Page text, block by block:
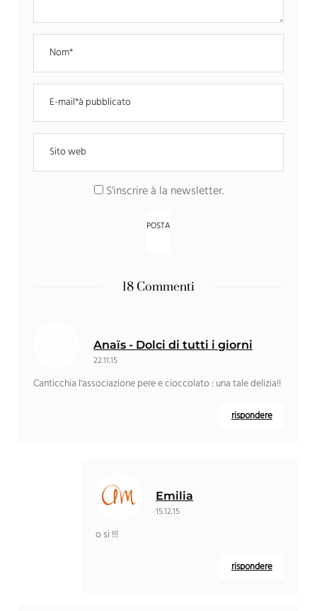
S'inscrire à la newsletter.
18 Commenti
Anaïs - Dolci di tutti i giorni
22.11.15
Canticchia l'associazione pere e cioccolato : una tale delizia!!
rispondere
Emilia
15.12.15
o si !!!
rispondere